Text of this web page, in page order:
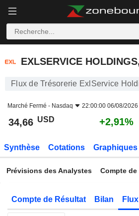
EXLSERVICE HOLDINGS, INC.
EXLSERVICE
Flux de Trésorerie ExlService
Marché Fermé - Nasdaq 22:00:00 06/08/2026
34,66 USD +2,91%
Synthèse Cotations Graphiques
Prévisions des Analystes Compte
Compte de Résultat Bilan